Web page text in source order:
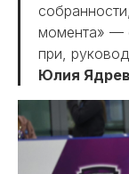
момента» —
при,
Юлия